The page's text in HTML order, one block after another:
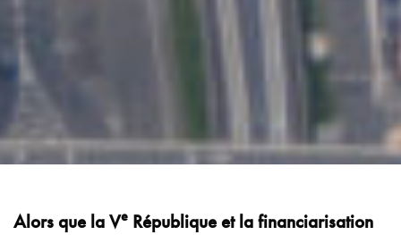
Alors que la Ve République et la financiarisation